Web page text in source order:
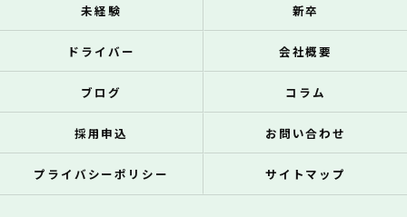
未経験 新卒
ドライバー 会社概要
ブログ コラム
採用申込 お問い合わせ
プライバシーポリシー サイトマップ